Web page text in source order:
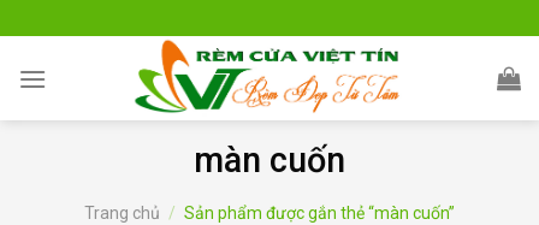
to
content
màn cuốn
Trang chủ / Sản phẩm được gắn thẻ “màn cuốn”